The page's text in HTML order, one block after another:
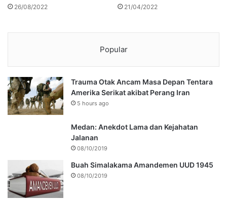
26/08/2022 21/04/2022
Popular
Trauma Otak Ancam Masa Depan Tentara
Amerika Serikat akibat Perang Iran
5 hours ago
Medan: Anekdot Lama dan Kejahatan
Jalanan
08/10/2019
Buah Simalakama Amandemen UUD 1945
08/10/2019